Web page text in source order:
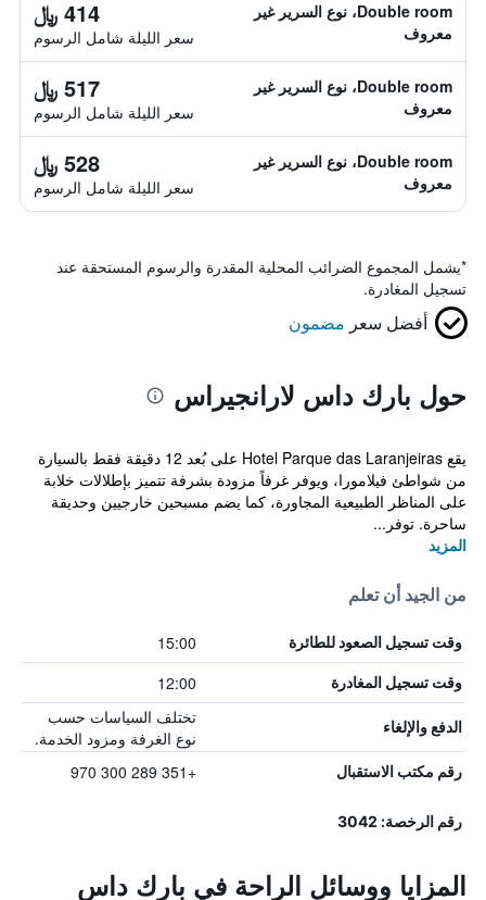
Double room، نوع السرير غير
معروف
414 ﷼
سعر الليلة شامل الرسوم
Double room، نوع السرير غير
معروف
517 ﷼
سعر الليلة شامل الرسوم
Double room، نوع السرير غير
معروف
528 ﷼
سعر الليلة شامل الرسوم
*يشمل المجموع الضرائب المحلية المقدرة والرسوم المستحقة عند
تسجيل المغادرة.
أفضل سعر مضمون
حول بارك داس لارانجيراس
يقع Hotel Parque das Laranjeiras على بُعد 12 دقيقة فقط بالسيارة
من شواطئ فيلامورا، ويوفر غرفاً مزودة بشرفة تتميز بإطلالات خلابة
على المناظر الطبيعية المجاورة، كما يضم مسبحين خارجيين وحديقة
ساحرة. توفر...
المزيد
من الجيد أن تعلم
وقت تسجيل الصعود للطائرة 15:00
وقت تسجيل المغادرة 12:00
الدفع والإلغاء
تختلف السياسات حسب
نوع الغرفة ومزود الخدمة.
رقم مكتب الاستقبال +351 289 300 970
رقم الرخصة: 3042
المزايا ووسائل الراحة في بارك داس